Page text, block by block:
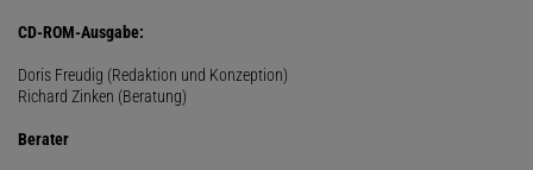
CD-ROM-Ausgabe:
Doris Freudig (Redaktion und Konzeption)
Richard Zinken (Beratung)
Berater